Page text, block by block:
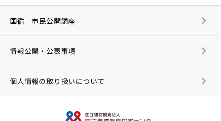
国循 市民公開講座
情報公開・公表事項
個人情報の取り扱いについて